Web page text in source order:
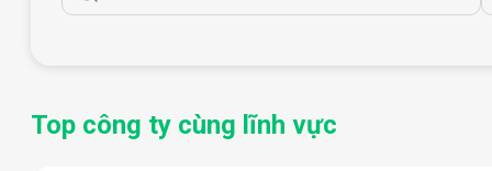
+ Cơ chế thăng tiến rõ ràng.
Top công ty cùng lĩnh vực